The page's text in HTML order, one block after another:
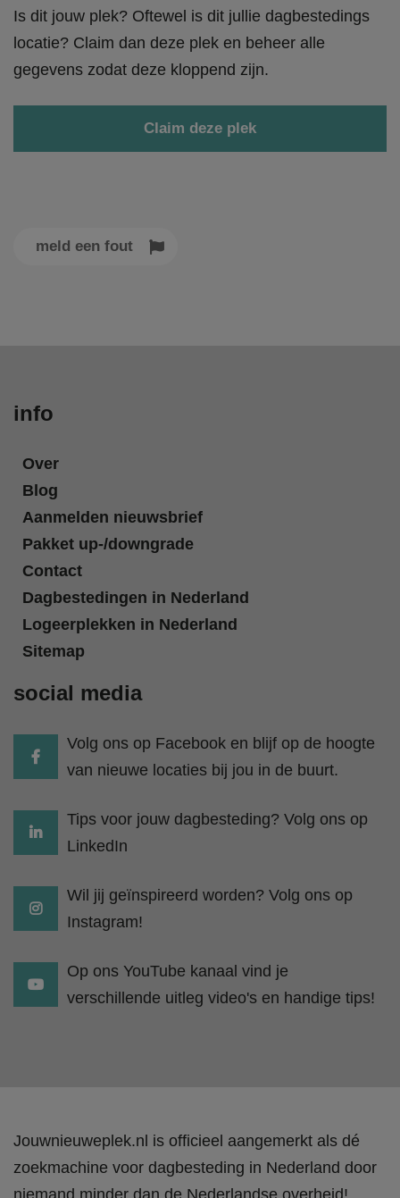
Is dit jouw plek? Oftewel is dit jullie dagbestedings
locatie? Claim dan deze plek en beheer alle
gegevens zodat deze kloppend zijn.
Claim deze plek
meld een fout
info
Over
Blog
Aanmelden nieuwsbrief
Pakket up-/downgrade
Contact
Dagbestedingen in Nederland
Logeerplekken in Nederland
Sitemap
social media
Volg ons op Facebook en blijf op de hoogte
van nieuwe locaties bij jou in de buurt.
Tips voor jouw dagbesteding? Volg ons op
LinkedIn
Wil jij geïnspireerd worden? Volg ons op
Instagram!
Op ons YouTube kanaal vind je
verschillende uitleg video's en handige tips!
Jouwnieuweplek.nl is officieel aangemerkt als dé
zoekmachine voor dagbesteding in Nederland door
niemand minder dan de Nederlandse overheid!